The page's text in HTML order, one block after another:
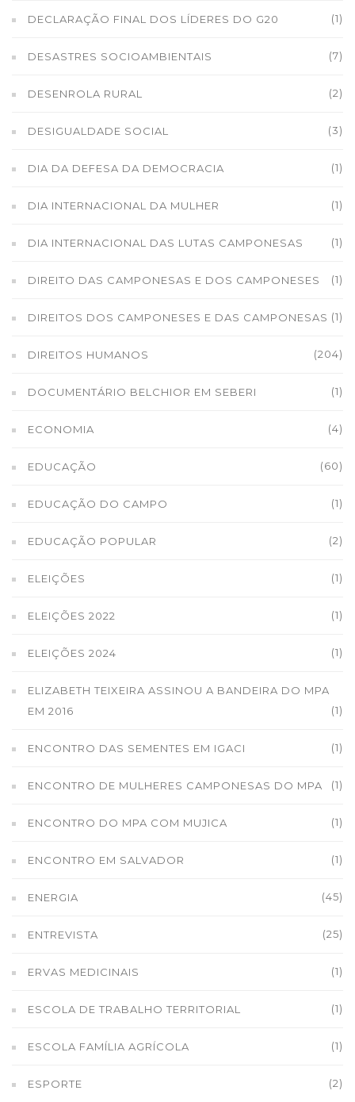
DECLARAÇÃO FINAL DOS LÍDERES DO G20 (1)
DESASTRES SOCIOAMBIENTAIS (7)
DESENROLA RURAL (2)
DESIGUALDADE SOCIAL (3)
DIA DA DEFESA DA DEMOCRACIA (1)
DIA INTERNACIONAL DA MULHER (1)
DIA INTERNACIONAL DAS LUTAS CAMPONESAS (1)
DIREITO DAS CAMPONESAS E DOS CAMPONESES (1)
DIREITOS DOS CAMPONESES E DAS CAMPONESAS (1)
DIREITOS HUMANOS (204)
DOCUMENTÁRIO BELCHIOR EM SEBERI (1)
ECONOMIA (4)
EDUCAÇÃO (60)
EDUCAÇÃO DO CAMPO (1)
EDUCAÇÃO POPULAR (2)
ELEIÇÕES (1)
ELEIÇÕES 2022 (1)
ELEIÇÕES 2024 (1)
ELIZABETH TEIXEIRA ASSINOU A BANDEIRA DO MPA
EM 2016
(1)
ENCONTRO DAS SEMENTES EM IGACI (1)
ENCONTRO DE MULHERES CAMPONESAS DO MPA (1)
ENCONTRO DO MPA COM MUJICA (1)
ENCONTRO EM SALVADOR (1)
ENERGIA (45)
ENTREVISTA (25)
ERVAS MEDICINAIS (1)
ESCOLA DE TRABALHO TERRITORIAL (1)
ESCOLA FAMÍLIA AGRÍCOLA (1)
ESPORTE (2)